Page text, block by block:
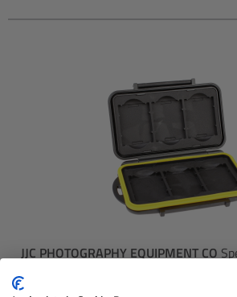
JJC PHOTOGRAPHY EQUIPMENT CO
für 6X XQD Karte - stoß und wassefest